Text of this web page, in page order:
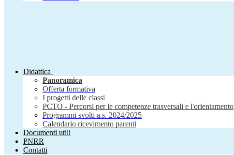
Didattica
Panoramica
Offerta formativa
I progetti delle classi
PCTO - Percorsi per le competenze trasversali e l'orientamento
Programmi svolti a.s. 2024/2025
Calendario ricevimento parenti
Documenti utili
PNRR
Contatti